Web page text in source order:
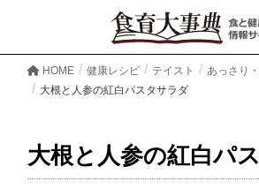
HOME 健康レシピ テイスト
あっさり
大根と人参の紅白パスタサラダ
大根と人参の紅白パ